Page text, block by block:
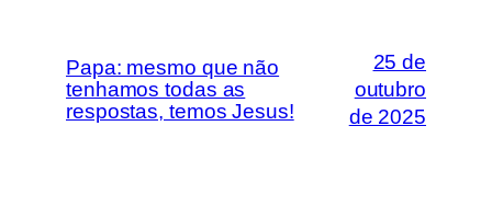
Papa: mesmo que não
tenhamos todas as
respostas, temos Jesus!
25 de
outubro
de 2025